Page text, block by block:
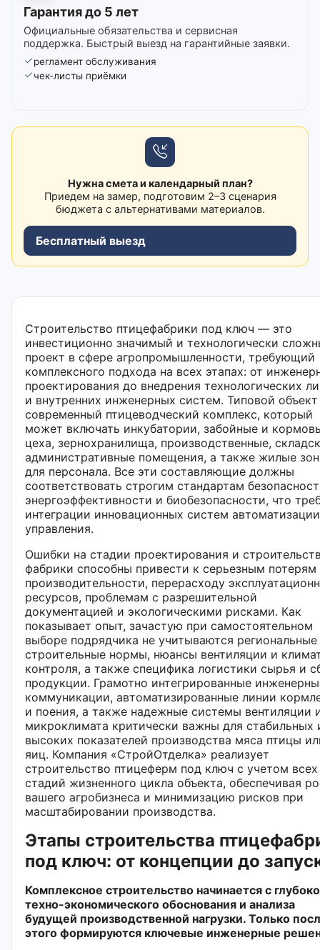
Гарантия до 5 лет
Официальные обязательства и сервисная
поддержка. Быстрый выезд на гарантийные заявки.
регламент обслуживания
чек-листы приёмки
Нужна смета и календарный план?
Приедем на замер, подготовим 2–3 сценария
бюджета с альтернативами материалов.
Бесплатный выезд
Строительство птицефабрики под ключ — это
инвестиционно значимый и технологически
проект в сфере агропромышленности, требующий
комплексного подхода на всех этапах: от
проектирования до внедрения технологических
и внутренних инженерных систем. Типовой
современный птицеводческий комплекс, который
может включать инкубатории, забойные и
цеха, зернохранилища, производственные,
административные помещения, а также жилые
для персонала. Все эти составляющие должны
соответствовать строгим стандартам
энергоэффективности и биобезопасности, что
интеграции инновационных систем
управления.
Ошибки на стадии проектирования и
фабрики способны привести к серьезным потерям
производительности, перерасходу
ресурсов, проблемам с разрешительной
документацией и экологическими рисками. Как
показывает опыт, зачастую при самостоятельном
выборе подрядчика не учитываются региональные
строительные нормы, нюансы вентиляции и
контроля, а также специфика логистики сырья и
продукции. Грамотно интегрированные
коммуникации, автоматизированные линии
и поения, а также надежные системы вентиляции
микроклимата критически важны для стабильных
высоких показателей производства мяса птицы
яиц. Компания «СтройОтделка» реализует
строительство птицеферм под ключ с учетом всех
стадий жизненного цикла объекта, обеспечивая
вашего агробизнеса и минимизацию рисков при
масштабировании производства.
Этапы строительства
под ключ: от концепции до
Комплексное строительство начинается с
техно-экономического обоснования и анализа
будущей производственной нагрузки. Только
этого формируются ключевые инженерные